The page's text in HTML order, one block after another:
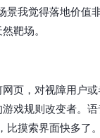
景我觉得落地价值
靶场。
页，对视障用户
戏规则改变者。语
摸索界面快多了。